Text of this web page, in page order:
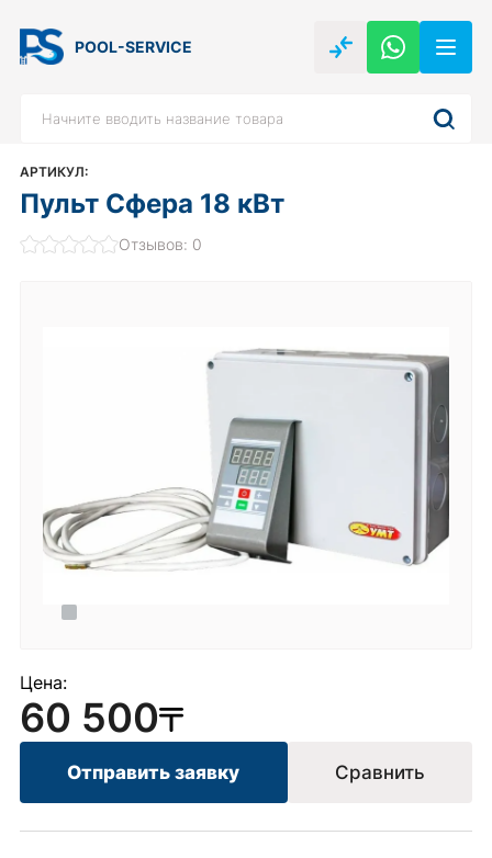
POOL-SERVICE
АРТИКУЛ:
Пульт Сфера 18 кВт
Отзывов: 0
Цена:
60 500
Отправить заявку Сравнить